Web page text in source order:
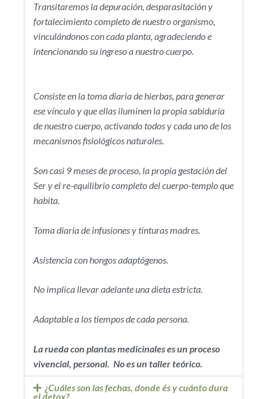
Transitaremos la depuración, desparasitación y
fortalecimiento completo de nuestro organismo,
vinculándonos con cada planta, agradeciendo e
intencionando su ingreso a nuestro cuerpo.
Consiste en la toma diaria de hierbas, para generar
ese vínculo y que ellas iluminen la propia sabiduría
de nuestro cuerpo, activando todos y cada uno de los
mecanismos fisiológicos naturales.
Son casi 9 meses de proceso, la propia gestación del
Ser y el re-equilibrio completo del cuerpo-templo que
habita.
Toma diaria de infusiones y tinturas madres.
Asistencia con hongos adaptógenos.
No implica llevar adelante una dieta estricta.
Adaptable a los tiempos de cada persona.
La rueda con plantas medicinales es un proceso
vivencial, personal. No es un taller teórico.
¿Cuáles son las fechas, donde és y cuánto dura
el detox?